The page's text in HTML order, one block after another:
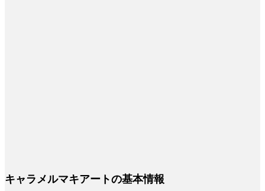
キャラメルマキアートの基本情報